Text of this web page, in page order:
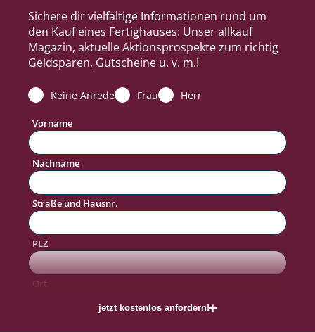
Sichere dir vielfältige Informationen rund um
den Kauf eines Fertighauses: Unser allkauf
Magazin, aktuelle Aktionsprospekte zum richtig
Geldsparen, Gutscheine u. v. m.!
Keine Anrede Frau Herr
Vorname
Nachname
Straße und Hausnr.
PLZ
Ort
jetzt kostenlos anfordern!
#allkaufTraum